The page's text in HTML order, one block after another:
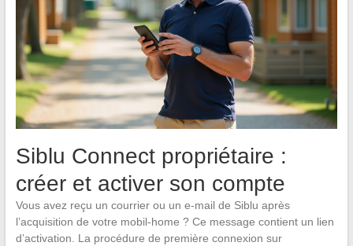
Siblu Connect propriétaire :
créer et activer son compte
Vous avez reçu un courrier ou un e-mail de Siblu après
l’acquisition de votre mobil-home ? Ce message contient un lien
d’activation. La procédure de première connexion sur